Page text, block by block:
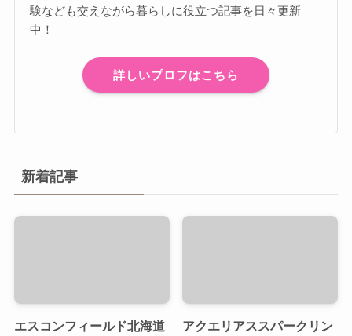
験なども交えながら暮らしに役立つ記事を日々更新
中！
詳しいプロフはこちら
新着記事
エスコンフィールド北海道
アクエリアススパークリン